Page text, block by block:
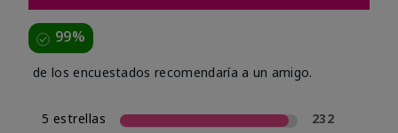
99%
de los encuestados recomendaría a un amigo.
5 estrellas
232